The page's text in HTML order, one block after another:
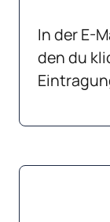
In der E-
den du